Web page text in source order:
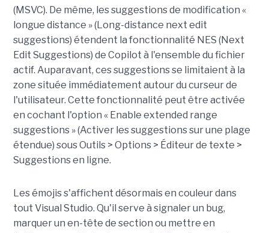
(MSVC). De même, les suggestions de modification «
longue distance » (Long-distance next edit
suggestions) étendent la fonctionnalité NES (Next
Edit Suggestions) de Copilot à l'ensemble du fichier
actif. Auparavant, ces suggestions se limitaient à la
zone située immédiatement autour du curseur de
l'utilisateur. Cette fonctionnalité peut être activée
en cochant l'option « Enable extended range
suggestions » (Activer les suggestions sur une plage
étendue) sous Outils > Options > Éditeur de texte >
Suggestions en ligne.
Les émojis s'affichent désormais en couleur dans
tout Visual Studio. Qu'il serve à signaler un bug,
marquer un en-tête de section ou mettre en